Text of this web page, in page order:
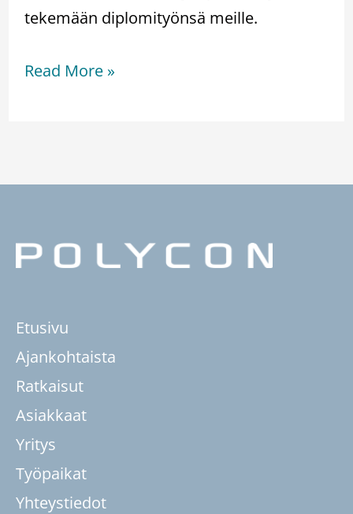
tekemään diplomityönsä meille.
Read More »
Etusivu
Ajankohtaista
Ratkaisut
Asiakkaat
Yritys
Työpaikat
Yhteystiedot